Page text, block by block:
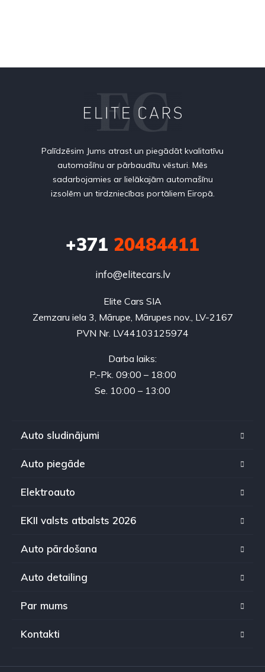
Palīdzēsim Jums atrast un piegādāt kvalitatīvu
automašīnu ar pārbaudītu vēsturi. Mēs
sadarbojamies ar lielākajām automašīnu
izsolēm un tirdzniecības portāliem Eiropā.
+371 20484411
info@elitecars.lv
Elite Cars SIA
Zemzaru iela 3, Mārupe, Mārupes nov., LV-2167
PVN Nr. LV44103125974
Darba laiks:
P.-Pk. 09:00 – 18:00
Se. 10:00 – 13:00
Auto sludinājumi
Auto piegāde
Elektroauto
EKII valsts atbalsts 2026
Auto pārdošana
Auto detailing
Par mums
Kontakti